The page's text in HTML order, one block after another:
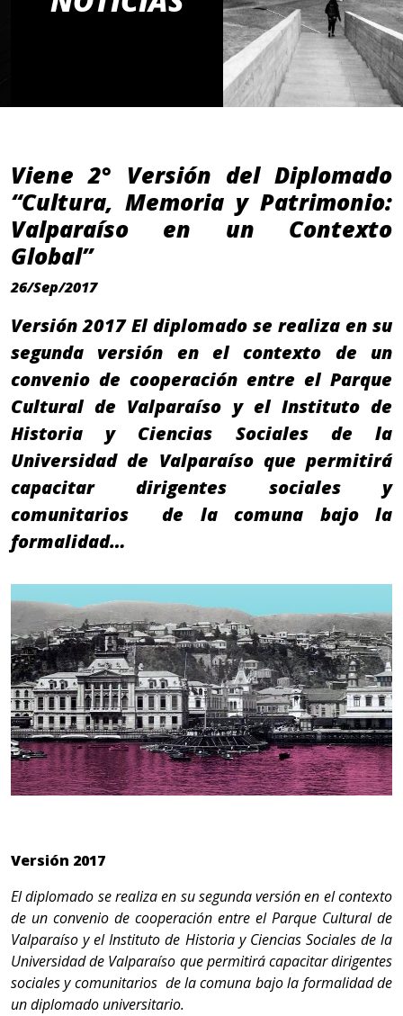
Viene 2° Versión del Diplomado
“Cultura, Memoria y Patrimonio:
Valparaíso en un Contexto
Global”
26/Sep/2017
Versión 2017 El diplomado se realiza en su
segunda versión en el contexto de un
convenio de cooperación entre el Parque
Cultural de Valparaíso y el Instituto de
Historia y Ciencias Sociales de la
Universidad de Valparaíso que permitirá
capacitar dirigentes sociales y
comunitarios de la comuna bajo la
formalidad…
Versión 2017
El diplomado se realiza en su segunda versión en el contexto
de un convenio de cooperación entre el Parque Cultural de
Valparaíso y el Instituto de Historia y Ciencias Sociales de la
Universidad de Valparaíso que permitirá capacitar dirigentes
sociales y comunitarios de la comuna bajo la formalidad de
un diplomado universitario.